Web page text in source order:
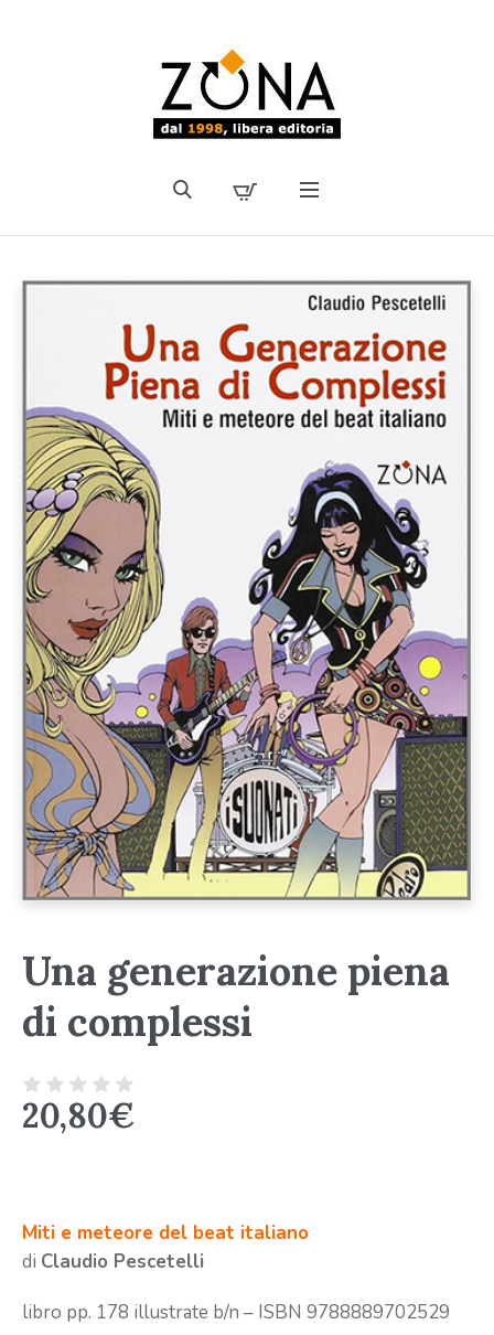
Una generazione piena
di complessi
20,80€
Miti e meteore del beat italiano
di Claudio Pescetelli
libro pp. 178 illustrate b/n – ISBN 9788889702529